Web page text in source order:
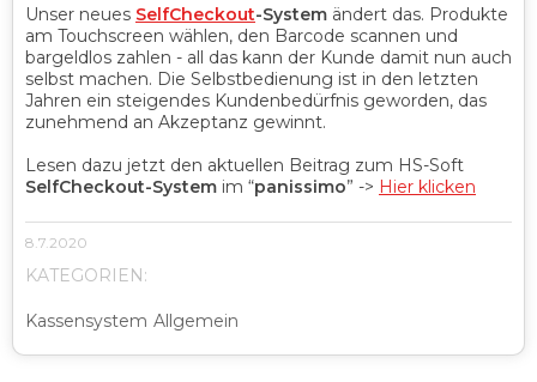
Unser neues SelfCheckout-System ändert das. Produkte
am Touchscreen wählen, den Barcode scannen und
bargeldlos zahlen - all das kann der Kunde damit nun auch
selbst machen. Die Selbstbedienung ist in den letzten
Jahren ein steigendes Kundenbedürfnis geworden, das
zunehmend an Akzeptanz gewinnt.
Lesen dazu jetzt den aktuellen Beitrag zum HS-Soft
SelfCheckout-System im “panissimo” -> Hier klicken
8.7.2020
KATEGORIEN:
Kassensystem Allgemein